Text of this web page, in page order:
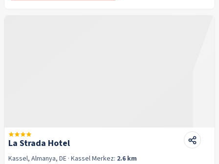
La Strada Hotel
Kassel, Almanya, DE · KasselMerkez: 2.6 km